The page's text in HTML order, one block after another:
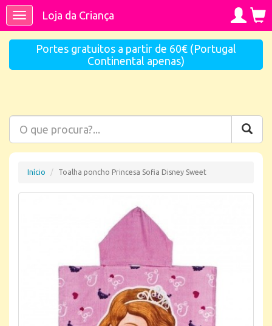
ToggleLoja da Criança
Portes gratuitos a partir de 60€ (Portugal
Continental apenas)
Início Toalha poncho Princesa Sofia Disney Sweet